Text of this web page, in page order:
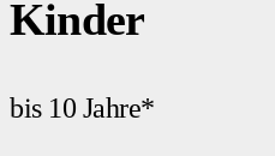
Kinder
bis 10 Jahre*